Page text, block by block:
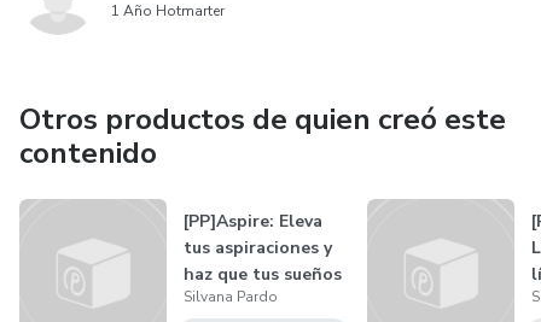
1 Año Hotmarter
Otros productos de quien creó este
contenido
[PP]Aspire: Eleva
tus aspiraciones y
haz que tus sueños
se c...
Silvana Pardo